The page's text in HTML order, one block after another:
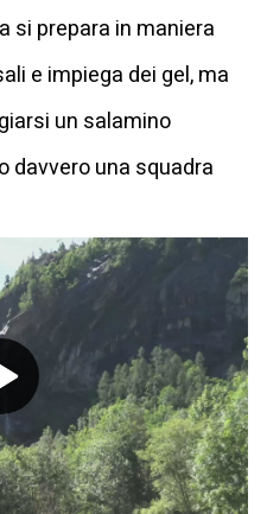
si prepara in maniera
e impiega dei gel, ma
un salamino
davvero una squadra
Play
Video